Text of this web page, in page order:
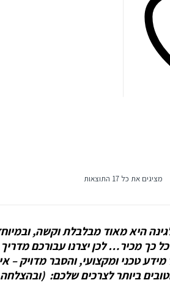
מציגים את כל ⁦17⁩ התוצאות
היא מאוד מבלבלת וקשה, ובמיוחד
כך מכיר… לכן יצרנו עבורכם מדריך
טכני ומקצועי, והסבר מדויק –
ביותר לצרכים שלכם: (ובהצלחה